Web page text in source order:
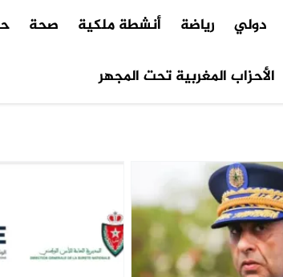
دولي رياضة أنشطة ملكية صحة
الأحزاب المغربية تحت المجهر